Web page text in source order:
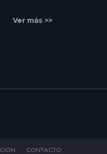
Ver más >>
CONTACTO